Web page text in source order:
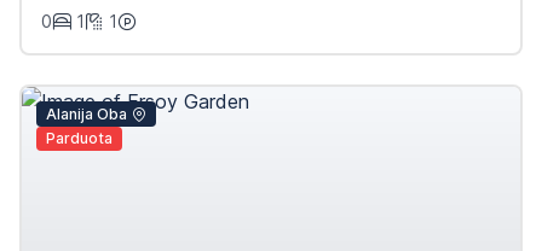
0
1 1
Alanija Oba
Parduota